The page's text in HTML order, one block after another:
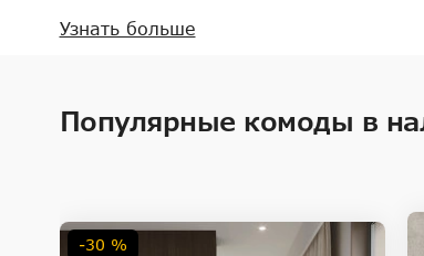
Комод оснащен системой легкого открывания
Узнать больше
Популярные комоды в
-30 %